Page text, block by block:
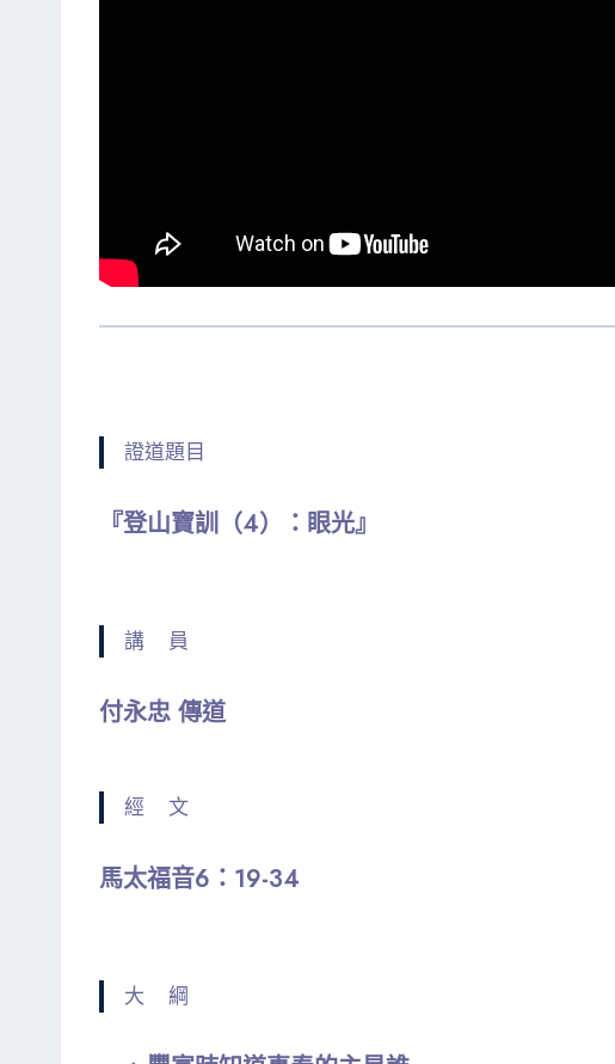
證道題目
『登山寶訓（4）：眼光』
講 員
付永忠 傳道
經 文
馬太福音6：19-34
大 綱